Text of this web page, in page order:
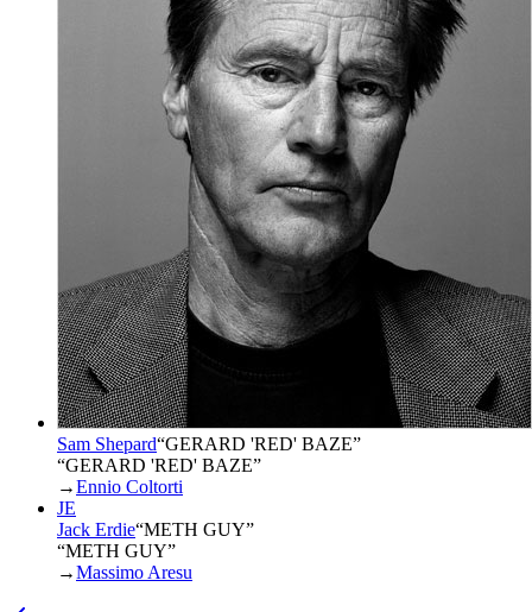
Sam Shepard“GERARD 'RED' BAZE”
“GERARD 'RED' BAZE”
→Ennio Coltorti
JE
Jack Erdie“METH GUY”
“METH GUY”
→Massimo Aresu